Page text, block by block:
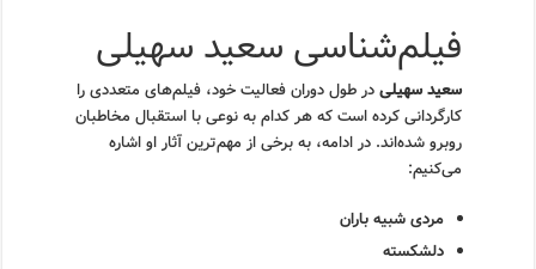
فیلم‌شناسی سعید سهیلی
سعید سهیلیدر طول دوران فعالیت خود، فیلم‌های متعددی را
کارگردانی کرده است که هر کدام به نوعی با استقبال مخاطبان
روبرو شده‌اند. در ادامه، به برخی از مهم‌ترین آثار او اشاره
می‌کنیم:
مردی شبیه باران
دلشکسته